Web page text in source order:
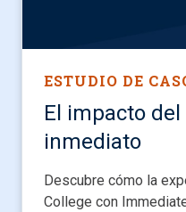
ESTUDIO DE
El impacto del
inmediato
Descubre cómo la
College con